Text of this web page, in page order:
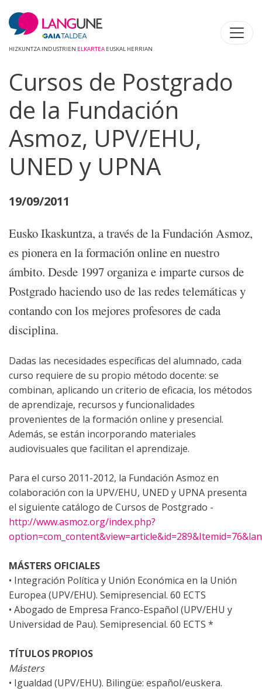
HIZKUNTZA INDUSTRIEN ELKARTEA EUSKAL HERRIAN
Cursos de Postgrado
de la Fundación
Asmoz, UPV/EHU,
UNED y UPNA
19/09/2011
Eusko Ikaskuntza, a través de la Fundación Asmoz,
es pionera en la formación online en nuestro
ámbito. Desde 1997 organiza e imparte cursos de
Postgrado haciendo uso de las redes telemáticas y
contando con los mejores profesores de cada
disciplina.
Dadas las necesidades específicas del alumnado, cada
curso requiere de su propio método docente: se
combinan, aplicando un criterio de eficacia, los métodos
de aprendizaje, recursos y funcionalidades
provenientes de la formación online y presencial.
Además, se están incorporando materiales
audiovisuales que facilitan el aprendizaje.
Para el curso 2011-2012, la Fundación Asmoz en
colaboración con la UPV/EHU, UNED y UPNA presenta
el siguiente catálogo de Cursos de Postgrado -
http://www.asmoz.org/index.php?
MÁSTERS OFICIALES
• Integración Política y Unión Económica en la Unión
Europea (UPV/EHU). Semipresencial. 60 ECTS
• Abogado de Empresa Franco-Español (UPV/EHU y
Universidad de Pau). Semipresencial. 60 ECTS *
TÍTULOS PROPIOS
Másters
• Igualdad (UPV/EHU). Bilingüe: español/euskera.